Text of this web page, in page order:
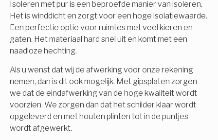
Isoleren met pur is een beproefde manier van isoleren.
Het is winddicht en zorgt voor een hoge isolatiewaarde.
Een perfectie optie voor ruimtes met veel kieren en
gaten. Het materiaal hard snel uit en komt met een
naadloze hechting.
Als u wenst dat wij de afwerking voor onze rekening
nemen, dan is dit ook mogelijk. Met gipsplaten zorgen
we dat de eindafwerking van de hoge kwaliteit wordt
voorzien. We zorgen dan dat het schilder klaar wordt
opgeleverd en met houten plinten tot in de puntjes
wordt afgewerkt.